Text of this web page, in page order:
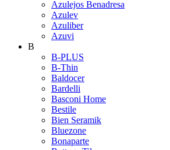
Azulejos Benadresa
Azulev
Azuliber
Azuvi
B
B-PLUS
B-Thin
Baldocer
Bardelli
Basconi Home
Bestile
Bien Seramik
Bluezone
Bonaparte